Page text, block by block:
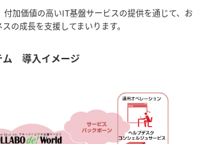
加価値の高いIT基盤サービスの提供を通じて、お
の成長を支援してまいります。
ム 導入イメージ